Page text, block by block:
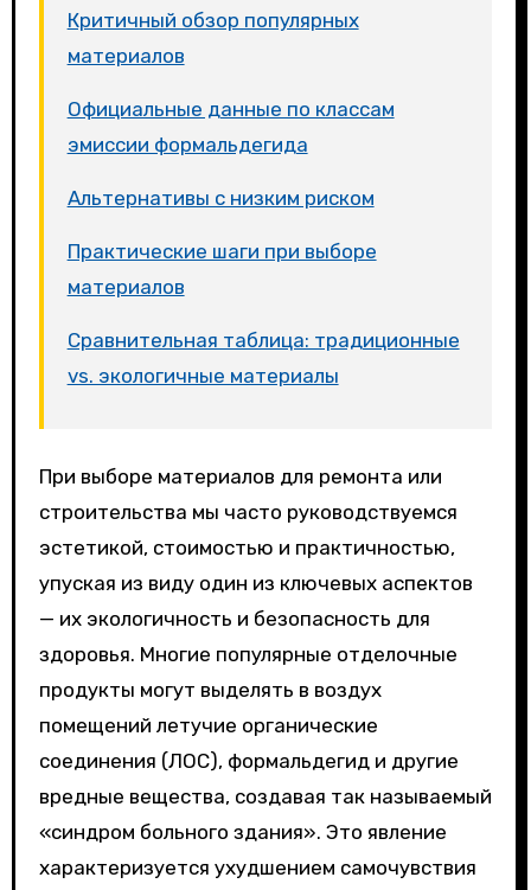
Критичный обзор популярных
материалов
Официальные данные по классам
эмиссии формальдегида
Альтернативы с низким риском
Практические шаги при выборе
материалов
Сравнительная таблица: традиционные
vs. экологичные материалы
При выборе материалов для ремонта или
строительства мы часто руководствуемся
эстетикой, стоимостью и практичностью,
упуская из виду один из ключевых аспектов
— их экологичность и безопасность для
здоровья. Многие популярные отделочные
продукты могут выделять в воздух
помещений летучие органические
соединения (ЛОС), формальдегид и другие
вредные вещества, создавая так называемый
«синдром больного здания». Это явление
характеризуется ухудшением самочувствия